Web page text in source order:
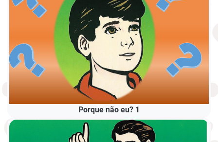
Porque não eu? 1